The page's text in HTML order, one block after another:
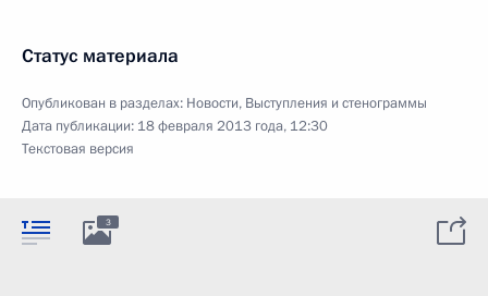
Статус материала
Опубликован в разделах: Новости, Выступления и стенограммы
Дата публикации: 18 февраля 2013 года, 12:30
Текстовая версия
3